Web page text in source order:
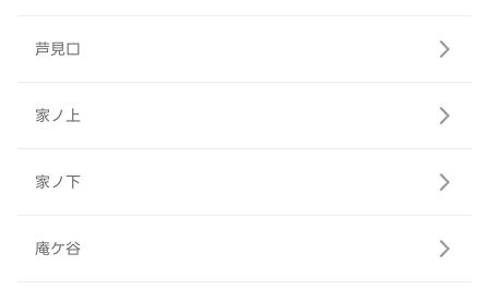
芦見口
家ノ上
家ノ下
庵ケ谷